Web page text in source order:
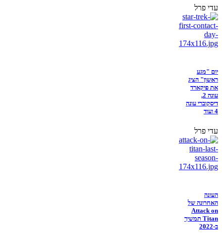
עדי פרל
יום "מגע
ראשון" הציג
את פיקארד
עונה 2,
דיסקוברי עונה
4 ועוד
עדי פרל
העונה
האחרונה של
Attack on
Titan תמשיך
ב-2022